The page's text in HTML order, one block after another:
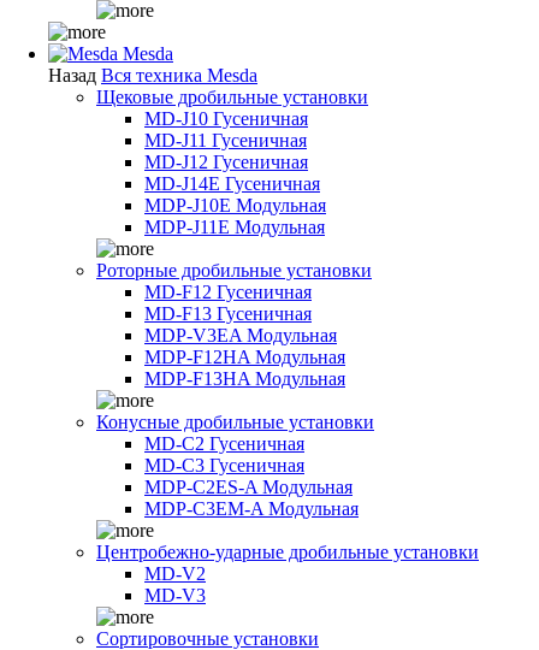
Mesda
Назад Вся техника Mesda
Щековые дробильные установки
MD-J10 Гусеничная
MD-J11 Гусеничная
MD-J12 Гусеничная
MD-J14E Гусеничная
MDP-J10E Модульная
MDP-J11E Модульная
Роторные дробильные установки
MD-F12 Гусеничная
MD-F13 Гусеничная
MDP-V3EA Модульная
MDP-F12HA Модульная
MDP-F13HA Модульная
Конусные дробильные установки
MD-C2 Гусеничная
MD-C3 Гусеничная
MDP-C2ES-A Модульная
MDP-C3EM-A Модульная
Центробежно-ударные дробильные установки
MD-V2
MD-V3
Сортировочные установки